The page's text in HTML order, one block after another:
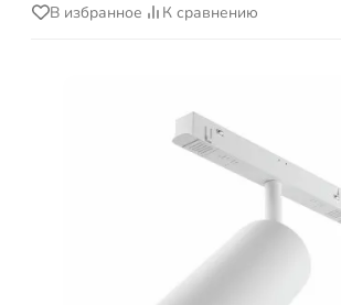
В избранное К сравнению